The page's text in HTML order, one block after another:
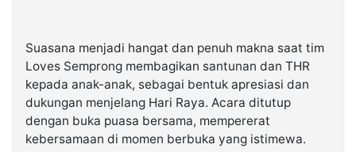
Suasana menjadi hangat dan penuh makna saat tim
Loves Semprong membagikan santunan dan THR
kepada anak-anak, sebagai bentuk apresiasi dan
dukungan menjelang Hari Raya. Acara ditutup
dengan buka puasa bersama, mempererat
kebersamaan di momen berbuka yang istimewa.